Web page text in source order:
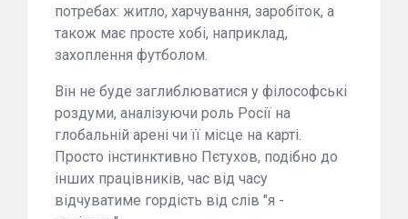
потребах: житло, харчування, заробіток, а
також має просте хобі, наприклад,
захоплення футболом.
Він не буде заглиблюватися у філософські
роздуми, аналізуючи роль Росії на
глобальній арені чи її місце на карті.
Просто інстинктивно Пєтухов, подібно до
інших працівників, час від часу
відчуватиме гордість від слів "я -